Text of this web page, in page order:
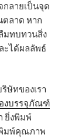
กลายเป็นจุด
ลาด หาก
มทบทวนสิ่ง
ะได้ผลลัพธ์
ษัทของเรา
งบรรจุภัณฑ์
ยิ่งพิมพ์
พิมพ์คุณภาพ